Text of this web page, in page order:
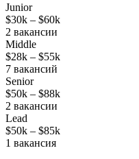
Junior
$30k – $60k
2 вакансии
Middle
$28k – $55k
7 вакансий
Senior
$50k – $88k
2 вакансии
Lead
$50k – $85k
1 вакансия